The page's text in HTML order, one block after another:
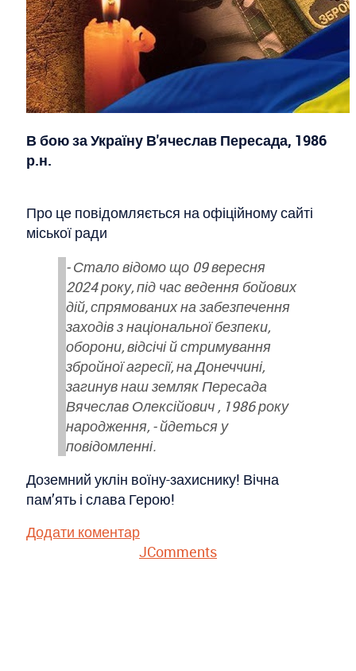
В бою за Україну В'ячеслав Пересада, 1986
р.н.
Про це повідомляється на офіційному сайті
міської ради
- Стало відомо що 09 вересня
2024 року, під час ведення бойових
дій, спрямованих на забезпечення
заходів з національної безпеки,
оборони, відсічі й стримування
збройної агресії, на Донеччині,
загинув наш земляк Пересада
Вячеслав Олексійович , 1986 року
народження, - йдеться у
повідомленні.
Доземний уклін воїну-захиснику! Вічна
пам’ять і слава Герою!
Додати коментар
JComments